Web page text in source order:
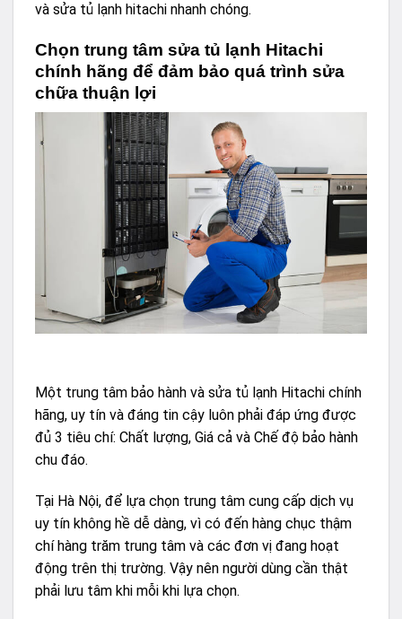
và sửa tủ lạnh hitachi nhanh chóng.
Chọn trung tâm sửa tủ lạnh Hitachi
chính hãng để đảm bảo quá trình sửa
chữa thuận lợi
Một trung tâm bảo hành và sửa tủ lạnh Hitachi chính
hãng, uy tín và đáng tin cậy luôn phải đáp ứng được
đủ 3 tiêu chí: Chất lượng, Giá cả và Chế độ bảo hành
chu đáo.
Tại Hà Nội, để lựa chọn trung tâm cung cấp dịch vụ
uy tín không hề dễ dàng, vì có đến hàng chục thậm
chí hàng trăm trung tâm và các đơn vị đang hoạt
động trên thị trường. Vậy nên người dùng cần thật
phải lưu tâm khi mỗi khi lựa chọn.